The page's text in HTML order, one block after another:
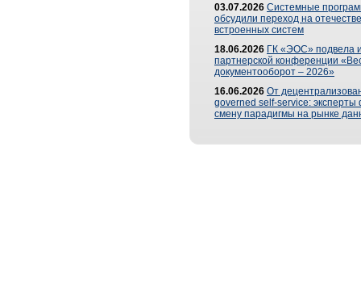
03.07.2026 Системные
обсудили переход на
встроенных систем
18.06.2026 ГК «ЭОС» подвела
партнерской конференции
документооборот – 2026»
16.06.2026 От
governed self-service: эксперты
смену парадигмы на рынке